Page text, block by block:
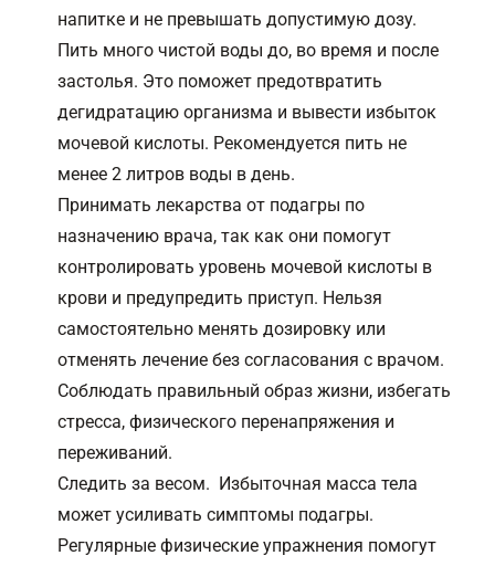
напитке и не превышать допустимую дозу.
Пить много чистой воды до, во время и после
застолья. Это поможет предотвратить
дегидратацию организма и вывести избыток
мочевой кислоты. Рекомендуется пить не
менее 2 литров воды в день.
Принимать лекарства от подагры по
назначению врача, так как они помогут
контролировать уровень мочевой кислоты в
крови и предупредить приступ. Нельзя
самостоятельно менять дозировку или
отменять лечение без согласования с врачом.
Соблюдать правильный образ жизни, избегать
стресса, физического перенапряжения и
переживаний.
Следить за весом. Избыточная масса тела
может усиливать симптомы подагры.
Регулярные физические упражнения помогут